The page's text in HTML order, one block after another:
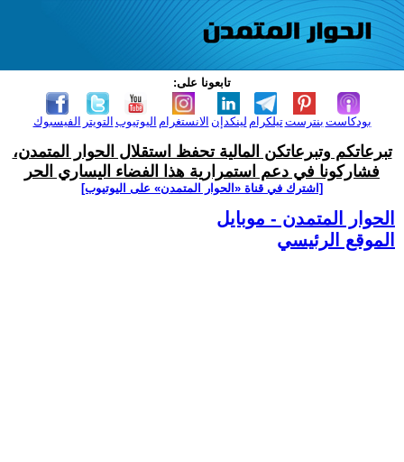
تابعونا على:
الفيسبوك التويتر اليوتيوب الانستغرام لينكدإن تيلكرامبنترست بودكاست
تبرعاتكم وتبرعاتكن المالية تحفظ استقلال الحوار المتمدن،
فشاركونا في دعم استمرارية هذا الفضاء اليساري الحر
[اشترك في قناة ‫«الحوار المتمدن» على اليوتيوب]
الحوار المتمدن - موبايل
الموقع الرئيسي